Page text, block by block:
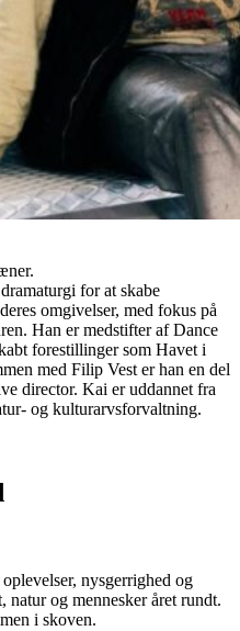
for at skabe
omgivelser, med fokus på
Han er medstifter af Dance
forestillinger som Havet i
med Filip Vest er han en del
director. Kai er uddannet fra
og kulturarvsforvaltning.
nysgerrighed og
natur og mennesker året rundt.
i skoven.